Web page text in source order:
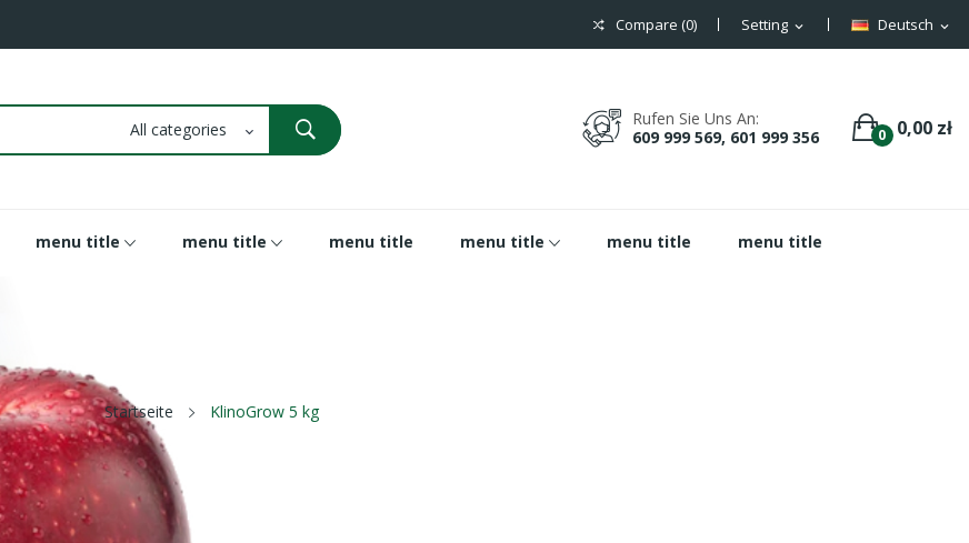
Deutsch expand_more
Setting expand_more
Compare (0)
0 0,00 zł
Rufen Sie Uns An:
609 999 569, 601 999 356
menu title menu title menu title menu title menu title menu title
Startseite KlinoGrow 5 kg